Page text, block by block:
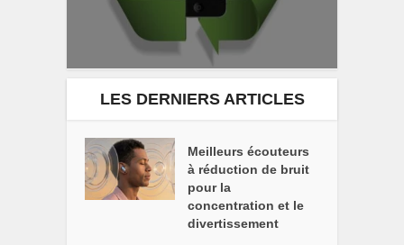
LES DERNIERS ARTICLES
Meilleurs écouteurs
à réduction de bruit
pour la
concentration et le
divertissement